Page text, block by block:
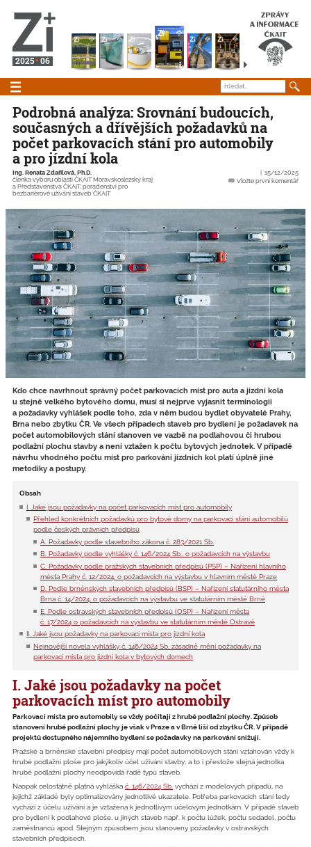
2025 06
Podrobná analýza: Srovnání budoucích,
současných a dřívějších požadavků na
počet parkovacích stání pro automobily
a pro jízdní kola
Ing. Renata Zdařilová, Ph.D.
členka výboru oblasti ČKAIT Moravskoslezský kraj
a Představenstva ČKAIT, poradenství pro
bezbariérové užívání staveb ČKAIT
15/12/2025
Vložte první komentář
Kdo chce navrhnout správný počet parkovacích míst pro auta a jízdní kola
u stejně velkého bytového domu, musí si nejprve vyjasnit terminologii
a požadavky vyhlášek podle toho, zda v něm budou bydlet obyvatelé Prahy,
Brna nebo zbytku ČR. Ve všech případech staveb pro bydlení je požadavek na
počet automobilových stání stanoven ve vazbě na podlahovou či hrubou
podlažní plochu stavby a není vztažen k počtu bytových jednotek. V případě
návrhu vhodného počtu míst pro parkování jízdních kol platí úplně jiné
metodiky a postupy.
Obsah
I. Jaké jsou požadavky na počet parkovacích míst pro automobily
Přehled konkrétních požadavků pro bytové domy na parkovací stání automobilů
podle českých právních předpisů
A. Požadavky podle stavebního zákona č. 283/2021 Sb.
B. Požadavky podle vyhlášky č. 146/2024 Sb., o požadavcích na výstavbu
C. Požadavky podle pražských stavebních předpisů (PSP) – Nařízení hlavního
města Prahy č. 12/2024, o požadavcích na výstavbu v hlavním městě Praze
D. Podle brněnských stavebních předpisů (BSP) – Nařízení statutárního města
Brna č. 14/2024, o požadavcích na výstavbu ve statutárním městě Brně
E. Podle ostravských stavebních předpisů (OSP) – Nařízení města
č. 17/2024 o požadavcích na výstavbu ve statutárním městě Ostravě
II. Jaké jsou požadavky na parkovací místa pro jízdní kola
Nejnovější novela vyhlášky č. 146/2024 Sb. zásadně mění požadavky na
parkovací místa pro jízdní kola v bytových domech
I. Jaké jsou požadavky na počet
parkovacích míst pro automobily
Parkovací místa pro automobily se vždy počítají z hrubé podlažní plochy. Způsob
stanovení hrubé podlažní plochy je však v Praze a v Brně liší od zbytku ČR. V případě
projektů dostupného nájemního bydlení se požadavky na parkování snižují.
Pražské a brněnské stavební předpisy mají počet automobilových stání vztahován vždy k
hrubé podlažní ploše pro jakýkoliv účel užívání stavby, a to i přestože stejná jednotka
hrubé podlažní plochy neodpovídá řadě typů staveb.
Naopak celostátně platná vyhláška č. 146/2024 Sb. vychází z modelových případů, na
jejichž základě byly optimalizovány jednotlivé ukazatele. Potřeba parkovacích stání tedy
vychází z účelu užívání a je vztažena k jednotlivým účelovým jednotkám. V případě staveb
pro bydlení k podlahové ploše, u jiných staveb např. k počtu lůžek, počtu sedadel, počtu
zaměstnanců apod. Stejným způsobem jsou stanoveny požadavky v ostravských
stavebních předpisech.